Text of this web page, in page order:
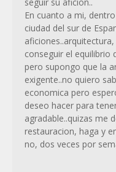
En cuanto a mi,
ciudad del sur de
conseguir el equilibrio
pero supongo que la
exigente..no quiero
economica pero
deseo hacer para
agradable..quizas me
restauracion, haga y
no, dos veces por